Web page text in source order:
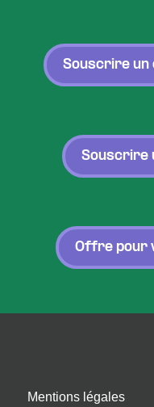
Souscrire
Souscrire
Offre pour
Mentions légales